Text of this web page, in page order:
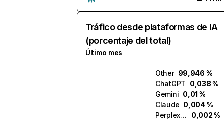
Tráfico desde plataformas de IA
(porcentaje del total)
Último mes
Other 99,946 %
ChatGPT 0,038 %
Gemini 0,01 %
Claude 0,004 %
Perplexity
0,002 %